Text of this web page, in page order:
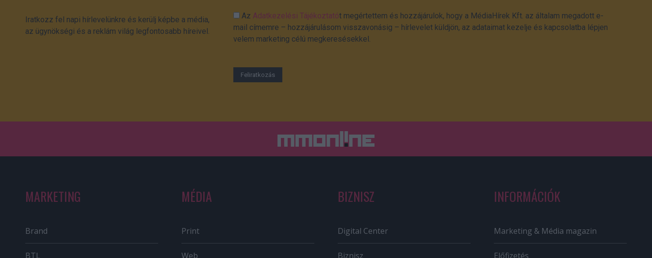
Iratkozz fel napi hírlevelünkre és kerülj képbe a média,
az ügynökségi és a reklám világ legfontosabb híreivel.
AzAdatkezelési Tájékoztatót megértettem és hozzájárulok, hogy a MédiaHírek Kft. az általam megadott e-
mail címemre – hozzájárulásom visszavonásig – hírlevelet küldjön, az adataimat kezelje és kapcsolatba lépjen
velem marketing célú megkeresésekkel.
MARKETING
Brand
BTL
MÉDIA
Print
Web
BIZNISZ
Digital Center
Biznisz
INFORMÁCIÓK
Marketing & Média magazin
Előfizetés